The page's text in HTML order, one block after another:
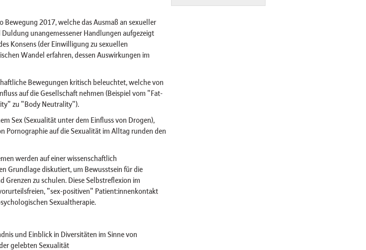
Bewegung 2017, welche das Ausmaß an sexueller
unangemessener Handlungen aufgezeigt
Konsens (der Einwilligung zu sexuellen
Wandel erfahren, dessen Auswirkungen im
Bewegungen kritisch beleuchtet, welche von
auf die Gesellschaft nehmen (Beispiel vom "Fat-
zu "Body Neutrality").
Sex (Sexualität unter dem Einfluss von Drogen),
Pornographie auf die Sexualität im Alltag runden den
werden auf einer wissenschaftlich
Grundlage diskutiert, um Bewusstsein für die
Grenzen zu schulen. Diese Selbstreflexion im
"sex-positiven" Patient:innenkontakt
Sexualtherapie.
und Einblick in Diversitäten im Sinne von
gelebten Sexualität